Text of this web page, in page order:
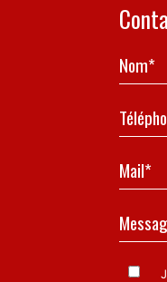
Nom*
Mail*